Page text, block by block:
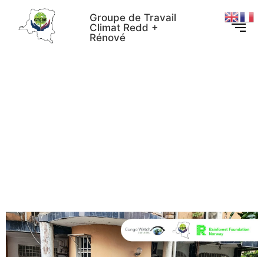
Groupe de Travail
Climat Redd +
Rénové